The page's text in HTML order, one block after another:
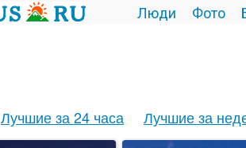
Люди Фото
Лучшие за 24 часа Лучшие за